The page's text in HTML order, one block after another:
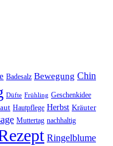
Badesalz Bewegung Chin
Düfte Frühling Geschenkidee
Hautpflege Herbst Kräuter
Muttertag nachhaltig
Ringelblume